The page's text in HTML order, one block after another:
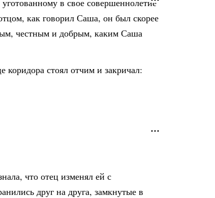
в свое совершеннолетие
как говорил Саша, он был скорее
честным и добрым, каким Саша
стоял отчим и закричал:
что отец изменял ей с
друг на друга, замкнутые в